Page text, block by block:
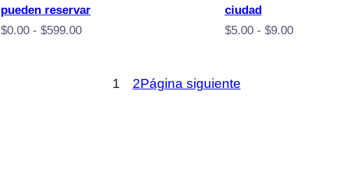
pueden reservar
$0.00 - $599.00Rango
ciudad
$5.00 - $9.00Rango
1 2Página siguiente